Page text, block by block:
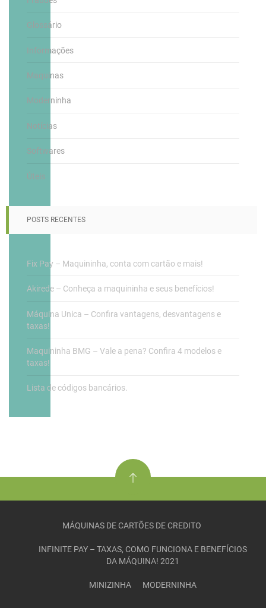
Glossário
Informações
Maquinas
Moderninha
Notícias
Softwares
Úteis
POSTS RECENTES
Fix Pay – Maquininha, conta com cartão e mais!
Akirede – Conheça a maquininha e seus benefícios!
Máquina Unica – Confira vantagens, desvantagens e
taxas!
Maquininha BMG – Vale a pena? Confira 4 modelos e
taxas!
Lista de códigos bancários.
MÁQUINAS DE CARTÕES DE CREDITO
INFINITE PAY – TAXAS, COMO FUNCIONA E BENEFÍCIOS
DA MÁQUINA! 2021
MINIZINHA MODERNINHA